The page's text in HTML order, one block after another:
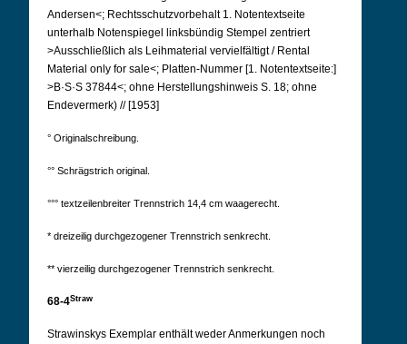
Andersen<; Rechtsschutzvorbehalt 1. Notentextseite
unterhalb Notenspiegel linksbündig Stempel zentriert
>Ausschließlich als Leihmaterial vervielfältigt / Rental
Material only for sale<; Platten-Nummer [1. Notentextseite:]
>B·S·S 37844<; ohne Herstellungshinweis S. 18; ohne
Endevermerk) // [1953]
° Originalschreibung.
°° Schrägstrich original.
°°° textzeilenbreiter Trennstrich 14,4 cm waagerecht.
* dreizeilig durchgezogener Trennstrich senkrecht.
** vierzeilig durchgezogener Trennstrich senkrecht.
68-4Straw
Strawinskys Exemplar enthält weder Anmerkungen noch